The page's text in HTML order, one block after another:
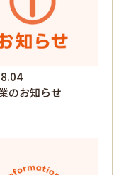
のお知らせ